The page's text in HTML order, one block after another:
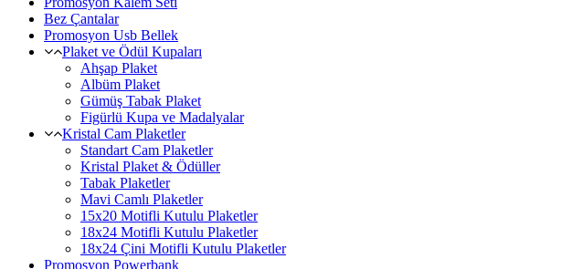
Bez Çantalar
Promosyon Usb Bellek
Plaket ve Ödül Kupaları
Ahşap Plaket
Albüm Plaket
Gümüş Tabak Plaket
Figürlü Kupa ve Madalyalar
Kristal Cam Plaketler
Standart Cam Plaketler
Kristal Plaket & Ödüller
Tabak Plaketler
Mavi Camlı Plaketler
15x20 Motifli Kutulu Plaketler
18x24 Motifli Kutulu Plaketler
18x24 Çini Motifli Kutulu Plaketler
Promosyon Powerbank